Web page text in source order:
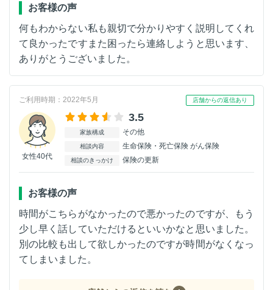
お客様の声
何もわからない私も親切で分かりやすく説明してくれ
て良かったですまた困ったら連絡しようと思います、
ありがとうございました。
ご利用時期：2022年5月 店舗からの返信あり
女性40代
3.5
家族構成 その他
相談内容 生命保険・死亡保険 がん保険
相談のきっかけ 保険の更新
お客様の声
時間がこちらがなかったので悪かったのですが、もう
少し早く話していただけるといいかなと思いました。
別の比較も出して欲しかったのですが時間がなくなっ
てしまいました。